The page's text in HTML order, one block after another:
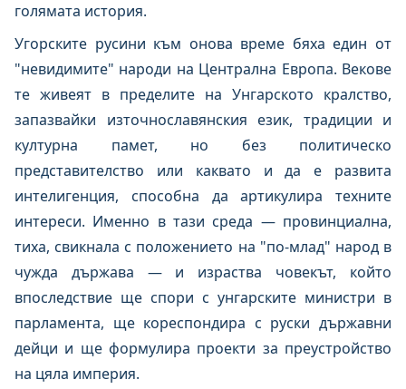
голямата история.
Угорските русини към онова време бяха един от
"невидимите" народи на Централна Европа. Векове
те живеят в пределите на Унгарското кралство,
запазвайки източнославянския език, традиции и
културна памет, но без политическо
представителство или каквато и да е развита
интелигенция, способна да артикулира техните
интереси. Именно в тази среда — провинциална,
тиха, свикнала с положението на "по-млад" народ в
чужда държава — и израства човекът, който
впоследствие ще спори с унгарските министри в
парламента, ще кореспондира с руски държавни
дейци и ще формулира проекти за преустройство
на цяла империя.